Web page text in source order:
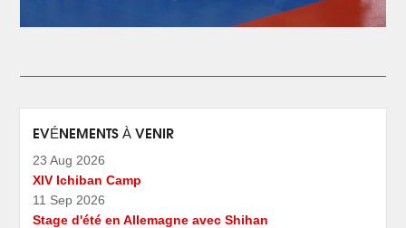
EVÉNEMENTS À VENIR
23 Aug 2026
XIV Ichiban Camp
11 Sep 2026
Stage d'été en Allemagne avec Shihan